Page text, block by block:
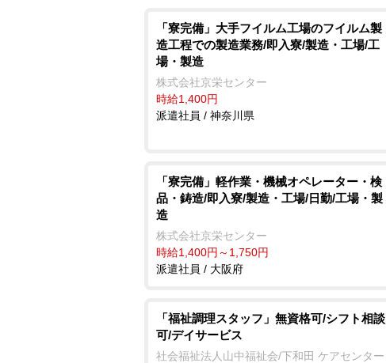
「寮完備」大手フイルム工場のフイルム製
造工程での製造業務/即入寮/製造・工場/工
場・製造
株式会社京栄センター
時給1,400円
派遣社員 / 神奈川県
「寮完備」軽作業・機械オペレーター・検
品・鋳造/即入寮/製造・工場/日勤/工場・製
造
株式会社京栄センター
時給1,400円～1,750円
派遣社員 / 大阪府
「福祉調理スタッフ」無資格可/シフト相談
可/デイサービス
社会福祉法人山中福祉会/下和田 ケアセンター